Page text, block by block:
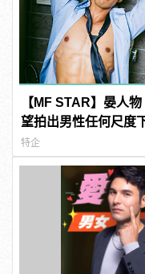
【MF STAR】晏人
望拍出男性任何尺度
特企